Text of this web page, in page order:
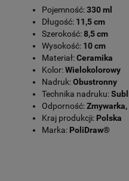
Pojemność:330 ml
Długość: 11,5 cm
Szerokość:8,5 cm
Wysokość: 10 cm
Materiał:Ceramika
Kolor:Wielokolorowy
Nadruk:Obustronny
Technika nadruku:
Odporność:
Kraj produkcji: Polska
Marka: PoliDraw®